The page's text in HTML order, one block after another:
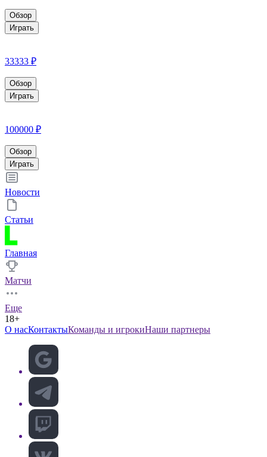
Обзор
Играть
33333 ₽
Обзор
Играть
100000 ₽
Обзор
Играть
Новости
Статьи
Главная
Матчи
Еще
18+
О насКонтактыКоманды и игрокиНаши партнеры